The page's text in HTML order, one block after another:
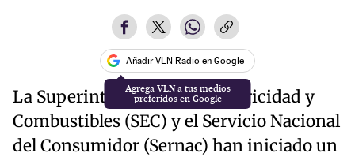
Añadir VLN Radio en Google
La Superintendencia de Electricidad y
Combustibles (SEC) y el Servicio Nacional
del Consumidor (Sernac) han iniciado un